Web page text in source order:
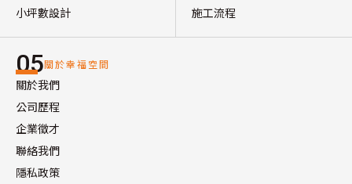
小坪數設計
施工流程
05關於幸福空間
關於我們
公司歷程
企業徵才
聯絡我們
隱私政策